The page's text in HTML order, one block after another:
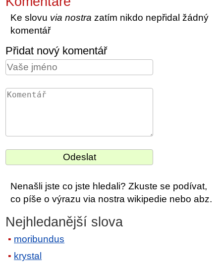
Ke slovu via nostra zatím nikdo nepřidal žádný
komentář
Přidat nový komentář
Nenašli jste co jste hledali? Zkuste se podívat,
co píše o výrazu via nostra wikipedie nebo abz.
Nejhledanější slova
moribundus
krystal